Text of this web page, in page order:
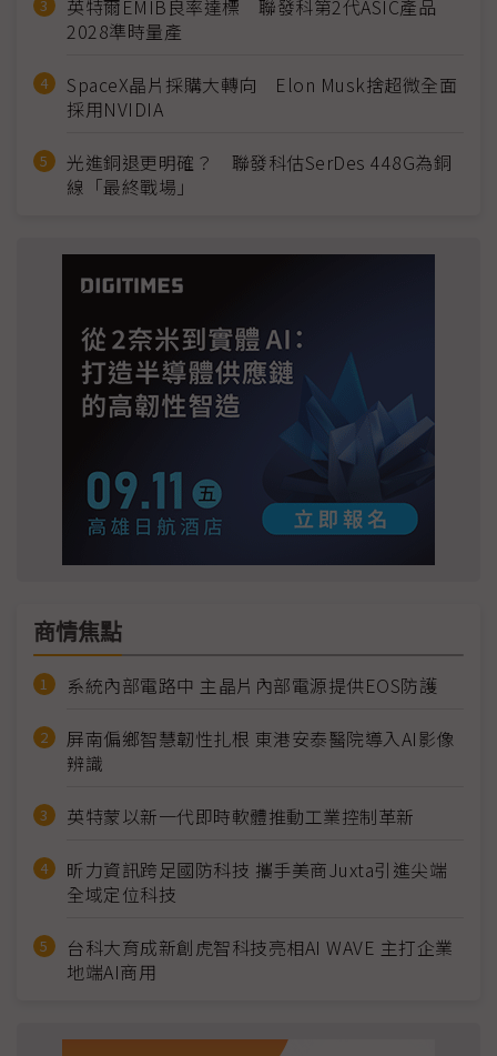
英特爾EMIB良率達標 聯發科第2代ASIC產品
2028準時量產
SpaceX晶片採購大轉向 Elon Musk捨超微全面
採用NVIDIA
光進銅退更明確？ 聯發科估SerDes 448G為銅
線「最終戰場」
商情焦點
系統內部電路中 主晶片內部電源提供EOS防護
屏南偏鄉智慧韌性扎根 東港安泰醫院導入AI影像
辨識
英特蒙以新一代即時軟體推動工業控制革新
昕力資訊跨足國防科技 攜手美商Juxta引進尖端
全域定位科技
台科大育成新創虎智科技亮相AI WAVE 主打企業
地端AI商用